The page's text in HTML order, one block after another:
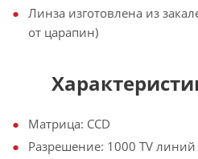
Линза изготовлена из
от царапин)
Матрица: CCD
Разрешение: 1000 TV линий